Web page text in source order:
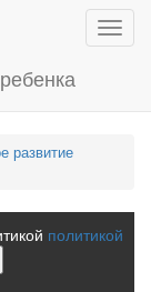
развитие
политикой